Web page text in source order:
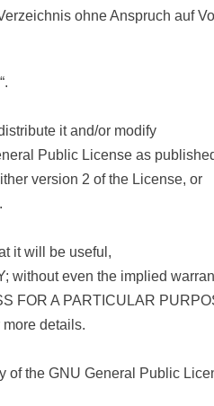
ohne Anspruch auf
it and/or modify
Public License as
version 2 of the License, or
it will be useful,
without even the implied
FOR A PARTICULAR
details.
of the GNU General Public